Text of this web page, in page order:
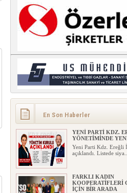
En Son Haberler
YENİ PARTİ KDZ.
YÖNETİMİNDE
Yeni Parti Kdz. Ereğli
açıklandı. Listede siya...
FARKLI KADIN
KOOPERATİFLERİ
İÇİN BİR ARADA